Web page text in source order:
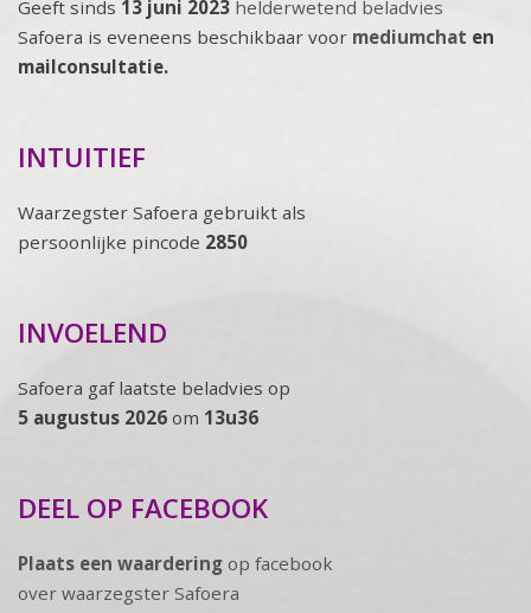
Geeft sinds 13 juni 2023 helderwetend beladvies
Safoera is eveneens beschikbaar voor mediumchat en
mailconsultatie.
INTUITIEF
Waarzegster Safoera gebruikt als
persoonlijke pincode 2850
INVOELEND
Safoera gaf laatste beladvies op
5 augustus 2026 om 13u36
DEEL OP FACEBOOK
Plaats een waardering op facebook
over waarzegster Safoera